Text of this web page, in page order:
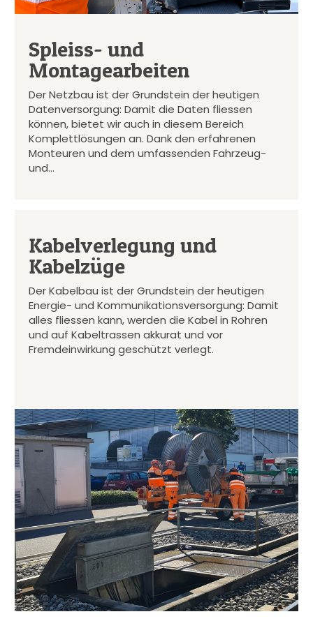
Spleiss- und
Montagearbeiten
Der Netzbau ist der Grundstein der heutigen
Datenversorgung: Damit die Daten fliessen
können, bietet wir auch in diesem Bereich
Komplettlösungen an. Dank den erfahrenen
Monteuren und dem umfassenden Fahrzeug-
und…
Kabelverlegung und
Kabelzüge
Der Kabelbau ist der Grundstein der heutigen
Energie- und Kommunikationsversorgung: Damit
alles fliessen kann, werden die Kabel in Rohren
und auf Kabeltrassen akkurat und vor
Fremdeinwirkung geschützt verlegt.